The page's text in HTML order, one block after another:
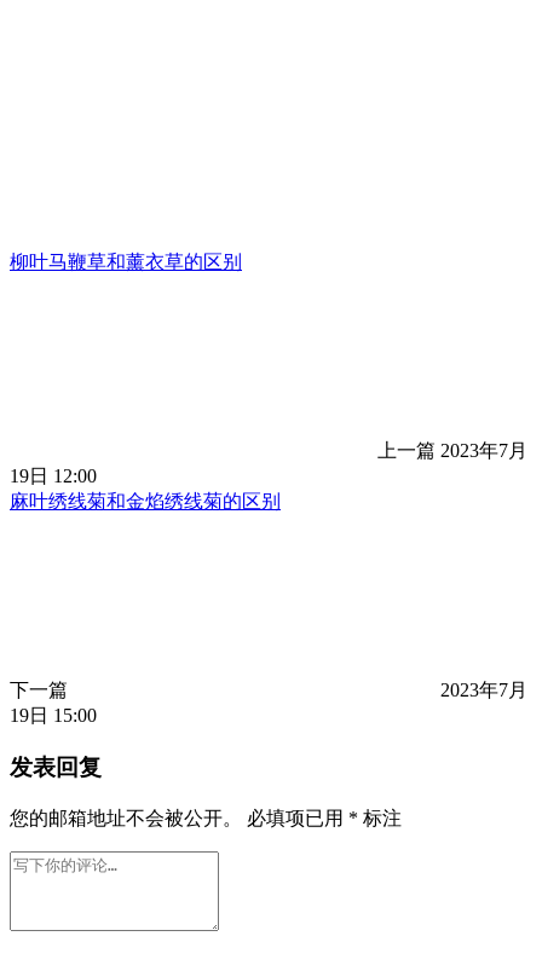
柳叶马鞭草和薰衣草的区别
上一篇 2023年7月
19日 12:00
麻叶绣线菊和金焰绣线菊的区别
下一篇
2023年7月
19日 15:00
发表回复
您的邮箱地址不会被公开。 必填项已用 * 标注